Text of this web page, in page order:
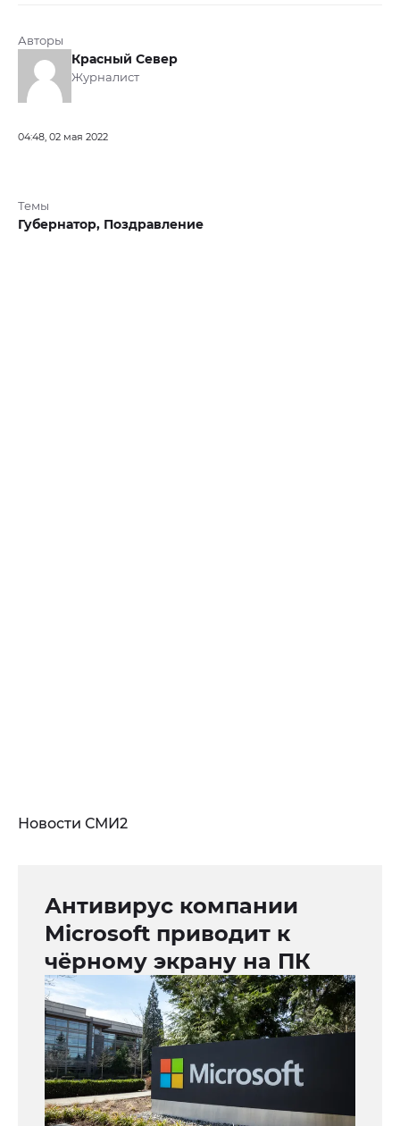
Авторы
Красный Север
Журналист
04:48, 02 мая 2022
Темы
Губернатор, Поздравление
Новости СМИ2
Антивирус компании
Microsoft приводит к
чёрному экрану на ПК